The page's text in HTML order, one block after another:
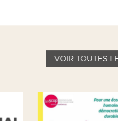
VOIR TOUTES